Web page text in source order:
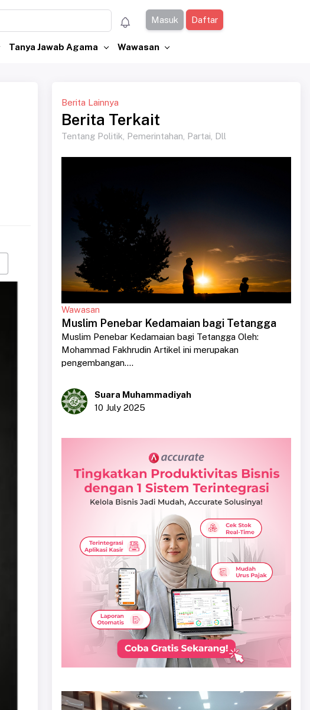
Masuk Daftar
Tanya Jawab Agama Wawasan
Berita Lainnya
Berita Terkait
Tentang Politik, Pemerintahan, Partai, Dll
Wawasan
Muslim Penebar Kedamaian bagi Tetangga
Muslim Penebar Kedamaian bagi Tetangga Oleh:
Mohammad Fakhrudin Artikel ini merupakan
pengembangan....
Suara Muhammadiyah
10 July 2025